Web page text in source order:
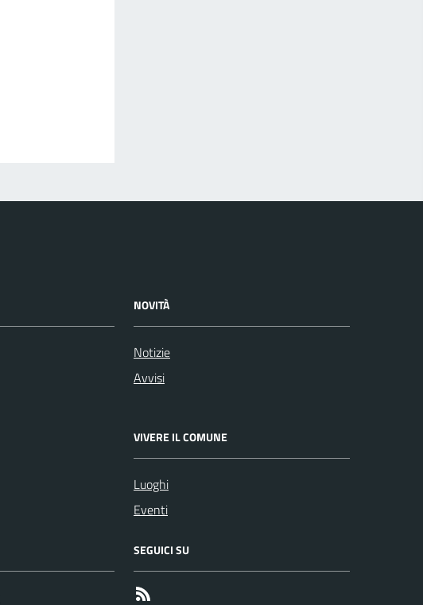
NOVITÀ
Notizie
Avvisi
VIVERE IL COMUNE
Luoghi
Eventi
SEGUICI SU